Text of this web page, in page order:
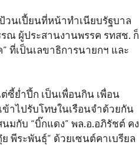
วนเปี้ยนที่หน้าทำเนียบรัฐบาล
ณ ผู้ประสานงานพรรค รทสช. ก็
ที่เป็นเลขาธิการนายกฯ และ
ซี้ย่ำปึ้ก เป็นเพื่อนกิน เพื่อน
ข้าไปรับโทษในเรือนจำด้วยกัน
มกับ “บิ๊กแดง” พล.อ.อภิรัชต์ คง
พีระพันธุ์” ด้วยเซนต์คาเบรียล